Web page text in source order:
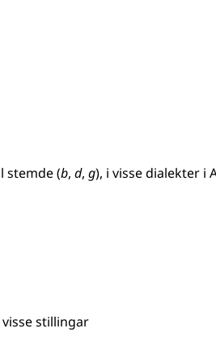
stemde (b, d, g), i visse dialekter i
visse stillingar